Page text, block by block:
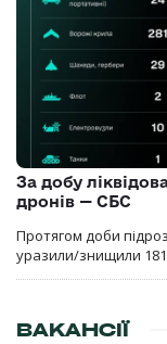
За добу
дронів — СБС
Протягом доби
уразили/знищили
ВАКАНСІЇ